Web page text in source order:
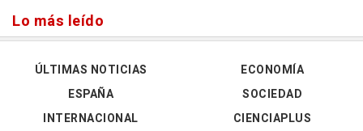
Lo más leído
ÚLTIMAS NOTICIAS
ESPAÑA
INTERNACIONAL
ECONOMÍA
SOCIEDAD
CIENCIAPLUS